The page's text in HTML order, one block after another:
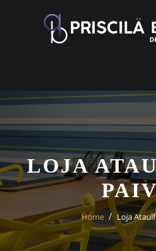
LOJA
Home Loja